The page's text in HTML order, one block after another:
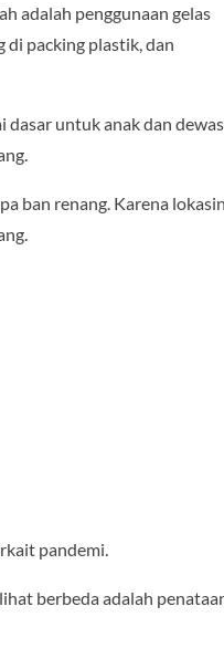
adalah penggunaan gelas
packing plastik, dan
untuk anak dan
ban renang. Karena
pandemi.
berbeda adalah